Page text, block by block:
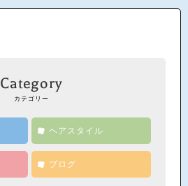
Category
カテゴリー
ヘアスタイル
ブログ